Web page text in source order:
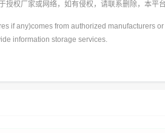
权厂家或网络，如有侵权，请联系删除，本平
if any)comes from authorized manufacturers
information storage services.